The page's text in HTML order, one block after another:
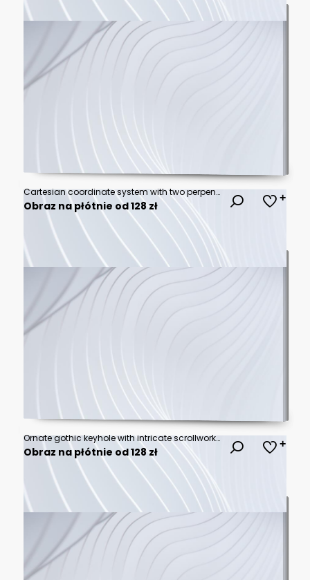
Cartesian coordinate system with two perpendicular axes. Graph with a horizontal x-axis and a vertical y-axis
Obraz na płótnie od 128 zł
Ornate gothic keyhole with intricate scrollwork and architectural details
Obraz na płótnie od 128 zł